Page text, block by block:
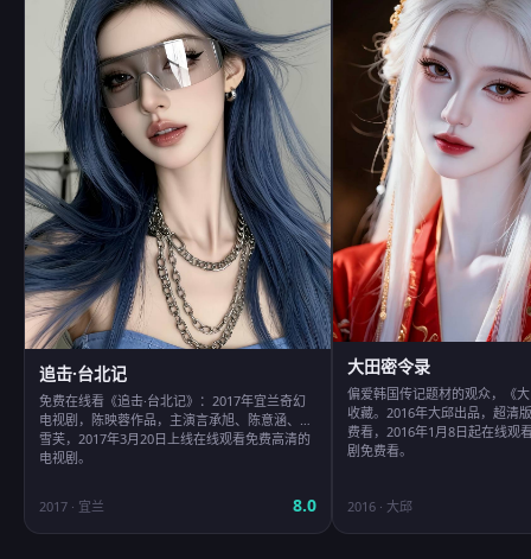
追击·台北记
免费在线看《追击·台北记》：2017年宜兰奇幻
电视剧，陈映蓉作品，主演言承旭、陈意涵、郭
雪芙，2017年3月20日上线在线观看免费高清的
电视剧。
2017 · 宜兰 8.0
大田密令录
偏爱韩国传记题材的观众，《
收藏。2016年大邱出品，超清
费看，2016年1月8日起在线观
剧免费看。
2016 · 大邱